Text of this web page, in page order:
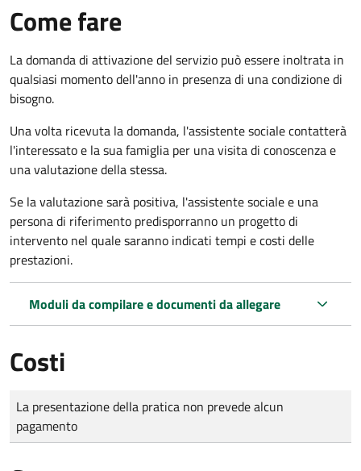
Come fare
La domanda di attivazione del servizio può essere inoltrata in
qualsiasi momento dell'anno in presenza di una condizione di
bisogno.
Una volta ricevuta la domanda, l'assistente sociale contatterà
l'interessato e la sua famiglia per una visita di conoscenza e
una valutazione della stessa.
Se la valutazione sarà positiva, l'assistente sociale e una
persona di riferimento predisporranno un progetto di
intervento nel quale saranno indicati tempi e costi delle
prestazioni.
Moduli da compilare e documenti da allegare
Costi
Tipo di pagamento
Importo
La presentazione della pratica non prevede alcun
pagamento